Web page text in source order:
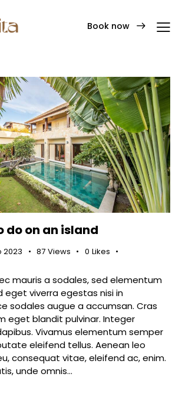
Book now
on an island
2023 87 Views 0 Likes
mauris a sodales, sed elementum
eget viverra egestas nisi in
sodales augue a accumsan. Cras
eget blandit pulvinar. Integer
Vivamus elementum semper
eleifend tellus. Aenean leo
consequat vitae, eleifend ac, enim.
unde omnis…